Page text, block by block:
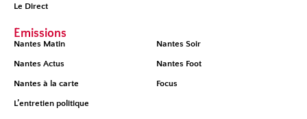
Le Direct
Émissions
Nantes Matin Nantes Soir
Nantes Actus Nantes Foot
Nantes à la carte Focus
L’entretien politique